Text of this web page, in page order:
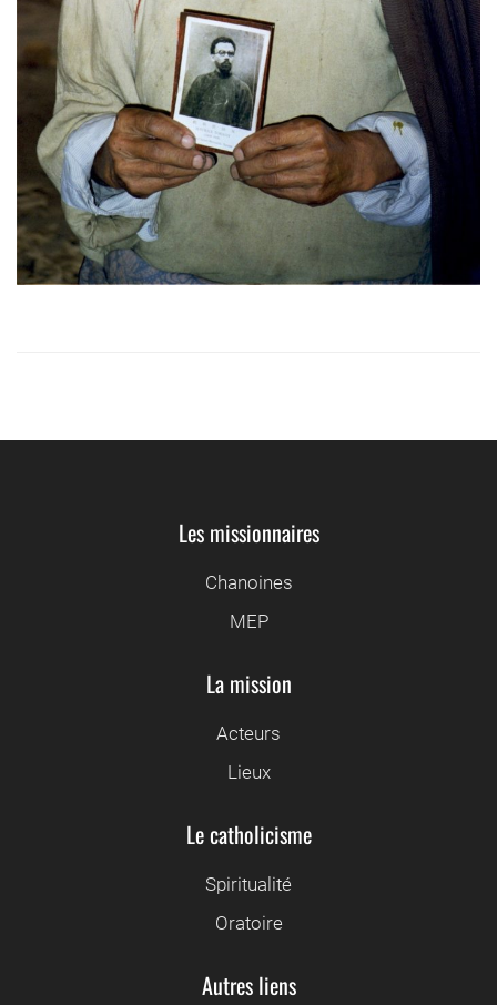
Les missionnaires
Chanoines
MEP
La mission
Acteurs
Lieux
Le catholicisme
Spiritualité
Oratoire
Autres liens